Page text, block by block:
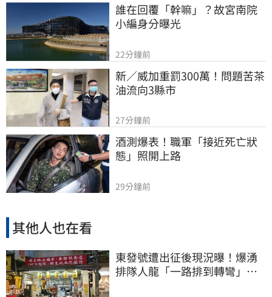
誰在回覆「幹嘛」？故宮南院
小編身分曝光
22分鐘前
新／威加重罰300萬！問題苦茶
油流向3縣市
27分鐘前
酒測爆表！職軍「接近死亡狀
態」照開上路
29分鐘前
其他人也在看
東發號遭出征後現況曝！爆湧
排隊人龍「一路排到轉彎」